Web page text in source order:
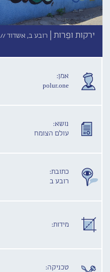
ירקות ופֵרות | רובע ב, אשדוד //
אמן:
polur.one
נושא:
עולם הצומח
כתובת:
רובע ב
מידות:
טכניקה: